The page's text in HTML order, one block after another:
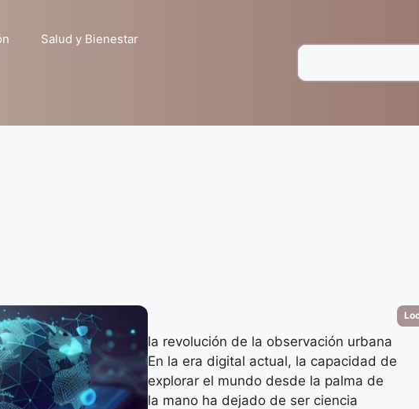
Salud y Bienestar
la revolución de la observación urbana
En la era digital actual, la capacidad de
explorar el mundo desde la palma de
la mano ha dejado de ser ciencia